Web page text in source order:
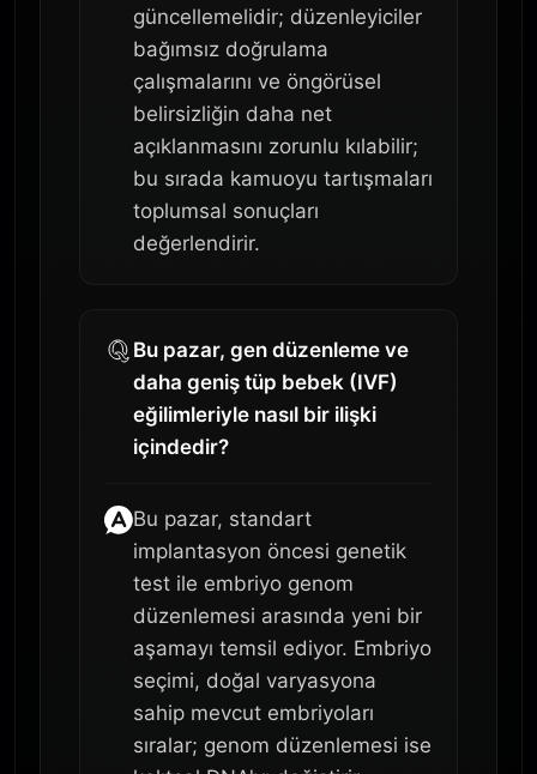
güncellemelidir; düzenleyiciler
bağımsız doğrulama
çalışmalarını ve öngörüsel
belirsizliğin daha net
açıklanmasını zorunlu kılabilir;
bu sırada kamuoyu tartışmaları
toplumsal sonuçları
değerlendirir.
Bu pazar, gen düzenleme ve
daha geniş tüp bebek (IVF)
eğilimleriyle nasıl bir ilişki
içindedir?
Bu pazar, standart
implantasyon öncesi genetik
test ile embriyo genom
düzenlemesi arasında yeni bir
aşamayı temsil ediyor. Embriyo
seçimi, doğal varyasyona
sahip mevcut embriyoları
sıralar; genom düzenlemesi ise